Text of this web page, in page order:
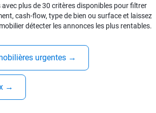
plus de 30 critères disponibles pour filtrer
cash-flow, type de bien ou surface et laissez
détecter les annonces les plus rentables.
urgentes →
→